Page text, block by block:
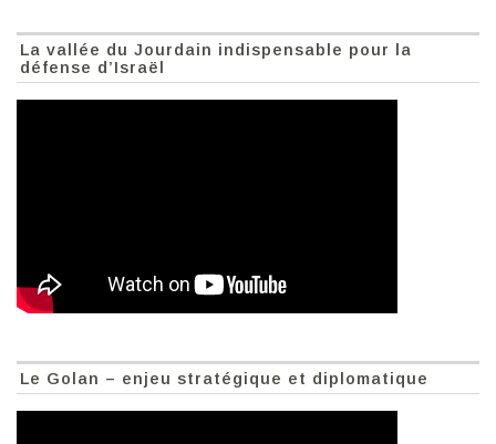
La vallée du Jourdain indispensable pour la
défense d’Israël
Le Golan – enjeu stratégique et diplomatique